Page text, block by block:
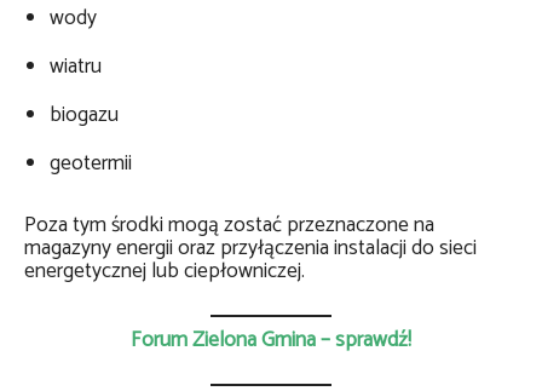
wody
wiatru
biogazu
geotermii
Poza tym środki mogą zostać przeznaczone na
magazyny energii oraz przyłączenia instalacji do sieci
energetycznej lub ciepłowniczej.
Forum Zielona Gmina – sprawdź!